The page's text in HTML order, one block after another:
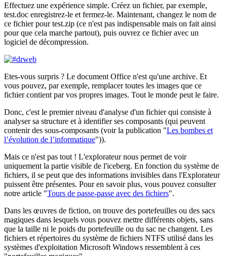
Effectuez une expérience simple. Créez un fichier, par exemple,
test.doc enregistrez-le et fermez-le. Maintenant, changez le nom de
ce fichier pour test.zip (ce n'est pas indispensable mais on fait ainsi
pour que cela marche partout), puis ouvrez ce fichier avec un
logiciel de décompression.
Etes-vous surpris ? Le document Office n'est qu'une archive. Et
vous pouvez, par exemple, remplacer toutes les images que ce
fichier contient par vos propres images. Tout le monde peut le faire.
Donc, c'est le premier niveau d'analyse d'un fichier qui consiste à
analyser sa structure et à identifier ses composants (qui peuvent
contenir des sous-composants (voir la publication "Les bombes et
l’évolution de l’informatique")).
Mais ce n'est pas tout ! L'explorateur nous permet de voir
uniquement la partie visible de l'iceberg. En fonction du système de
fichiers, il se peut que des informations invisibles dans l'Explorateur
puissent être présentes. Pour en savoir plus, vous pouvez consulter
notre article "Tours de passe-passe avec des fichiers".
Dans les œuvres de fiction, on trouve des portefeuilles ou des sacs
magiques dans lesquels vous pouvez mettre différents objets, sans
que la taille ni le poids du portefeuille ou du sac ne changent. Les
fichiers et répertoires du système de fichiers NTFS utilisé dans les
systèmes d'exploitation Microsoft Windows ressemblent à ces